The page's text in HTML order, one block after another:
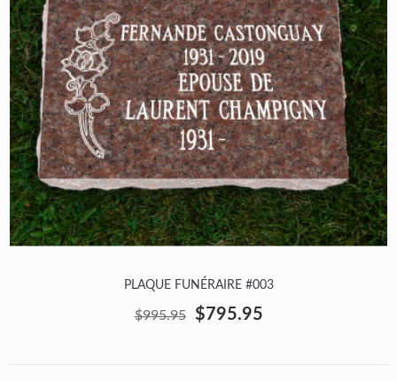
PLAQUE FUNÉRAIRE #003
$995.95 $795.95